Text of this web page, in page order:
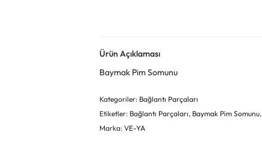
Ürün Açıklaması
Baymak Pim Somunu
Kategoriler: Bağlantı Parçaları
Etiketler: Bağlantı Parçaları, Baymak Pim Somunu,
Marka:VE-YA